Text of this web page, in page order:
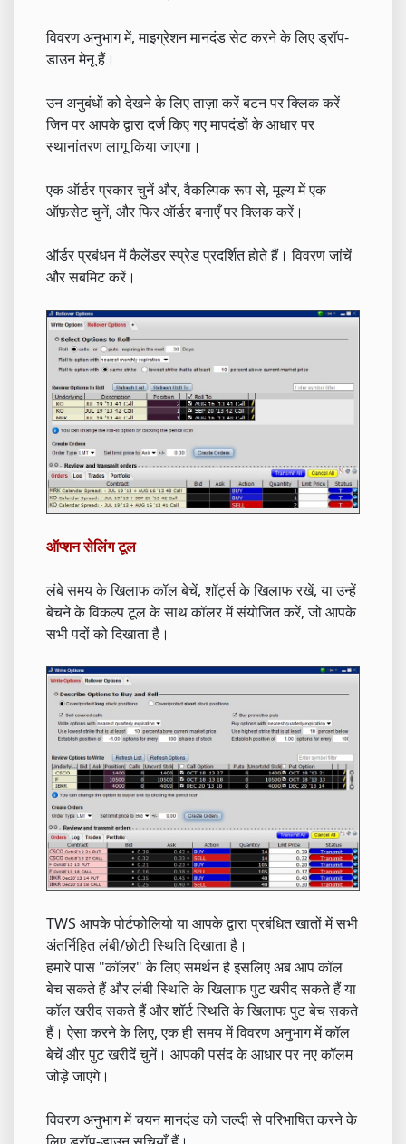
विवरण अनुभाग में, माइग्रेशन मानदंड सेट करने के लिए ड्रॉप-
डाउन मेनू हैं।
उन अनुबंधों को देखने के लिए ताज़ा करें बटन पर क्लिक करें
जिन पर आपके द्वारा दर्ज किए गए मापदंडों के आधार पर
स्थानांतरण लागू किया जाएगा।
एक ऑर्डर प्रकार चुनें और, वैकल्पिक रूप से, मूल्य में एक
ऑफ़सेट चुनें, और फिर ऑर्डर बनाएँ पर क्लिक करें।
ऑर्डर प्रबंधन में कैलेंडर स्प्रेड प्रदर्शित होते हैं। विवरण जांचें
और सबमिट करें।
ऑप्शन सेलिंग टूल
लंबे समय के खिलाफ कॉल बेचें, शॉर्ट्स के खिलाफ रखें, या उन्हें
बेचने के विकल्प टूल के साथ कॉलर में संयोजित करें, जो आपके
सभी पदों को दिखाता है।
TWS आपके पोर्टफोलियो या आपके द्वारा प्रबंधित खातों में सभी
अंतर्निहित लंबी/छोटी स्थिति दिखाता है।
हमारे पास "कॉलर" के लिए समर्थन है इसलिए अब आप कॉल
बेच सकते हैं और लंबी स्थिति के खिलाफ पुट खरीद सकते हैं या
कॉल खरीद सकते हैं और शॉर्ट स्थिति के खिलाफ पुट बेच सकते
हैं। ऐसा करने के लिए, एक ही समय में विवरण अनुभाग में कॉल
बेचें और पुट खरीदें चुनें। आपकी पसंद के आधार पर नए कॉलम
जोड़े जाएंगे।
विवरण अनुभाग में चयन मानदंड को जल्दी से परिभाषित करने के